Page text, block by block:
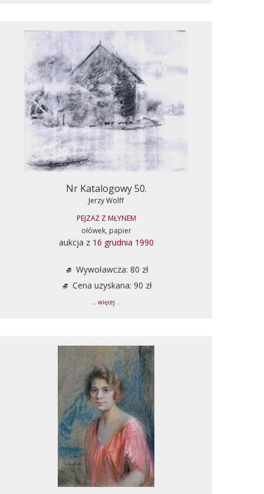
Nr Katalogowy 50.
Jerzy Wolff
PEJZAŻ Z MŁYNEM
ołówek, papier
aukcja z 16 grudnia 1990
Wywoławcza: 80 zł
Cena uzyskana: 90 zł
... więcej ...